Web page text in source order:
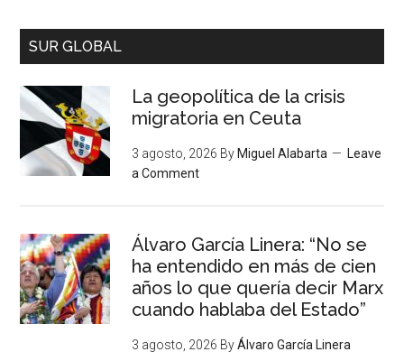
SUR GLOBAL
La geopolítica de la crisis
migratoria en Ceuta
3 agosto, 2026 By Miguel Alabarta
Leave
a Comment
Álvaro García Linera: “No se
ha entendido en más de cien
años lo que quería decir Marx
cuando hablaba del Estado”
3 agosto, 2026 ByÁlvaro García Linera